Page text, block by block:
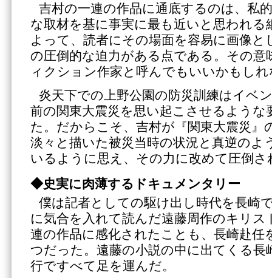
吉村の一連の作品に通底するのは、私
な取材を基に事実に最も近いと思われる
よって、読者にその場面を容易に画像と
の圧倒的な迫力がある点である。その意
ィクション作家と呼んでもいいかもし
炎天下での上野公園の防災訓練はイベ
前の関東大震災を思い起こさせるような
た。だからこそ、吉村が『関東大震災』
淡々と描いた被災当時の状況と真逆のよ
いるように思え、その力に改めて圧倒さ
◆史実に肉薄するドキュメンタリー
僕は記者としての駆け出し時代を長崎
に気合を入れて読んだ遠藤周作のキリス
連の作品に感化されたことも、長崎赴任
つだった。遠藤の小説の中に出てくる長
行ですべて足を運んだ。